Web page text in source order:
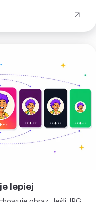
gdzie jeden obraz
lepiej